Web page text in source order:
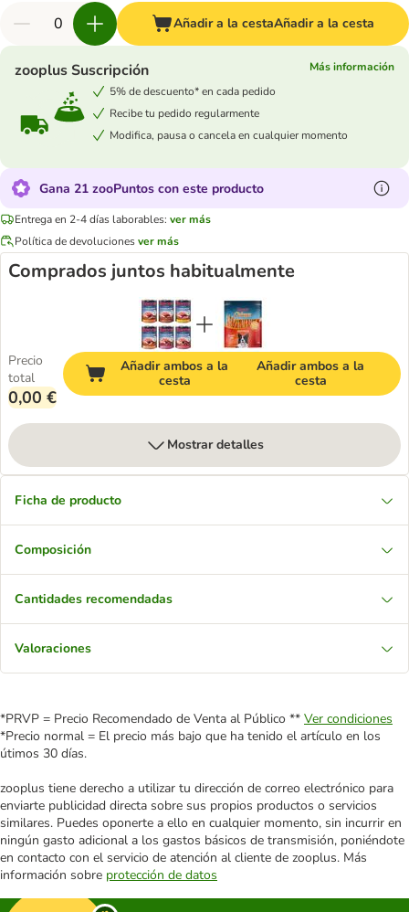
Añadir a la cestaAñadir a la cesta
zooplus Suscripción
Más información
5% de descuento* en cada pedido
Recibe tu pedido regularmente
Modifica, pausa o cancela en cualquier momento
Gana 21 zooPuntos con este producto
Entrega en 2-4 días laborables: ver más
Política de devolucionesver más
Comprados juntos habitualmente
Precio
total
0,00 €
Añadir ambos a la
cesta
Añadir ambos a la
cesta
Mostrar detalles
Ficha de producto
Composición
Cantidades recomendadas
Valoraciones
*PRVP = Precio Recomendado de Venta al Público ** Ver condiciones
*Precio normal = El precio más bajo que ha tenido el artículo en los
útimos 30 días.
zooplus tiene derecho a utilizar tu dirección de correo electrónico para
enviarte publicidad directa sobre sus propios productos o servicios
similares. Puedes oponerte a ello en cualquier momento, sin incurrir en
ningún gasto adicional a los gastos básicos de transmisión, poniéndote
en contacto con el servicio de atención al cliente de zooplus. Más
información sobre protección de datos